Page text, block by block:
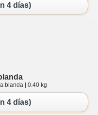
4 días)
blanda | 0.40 kg
4 días)